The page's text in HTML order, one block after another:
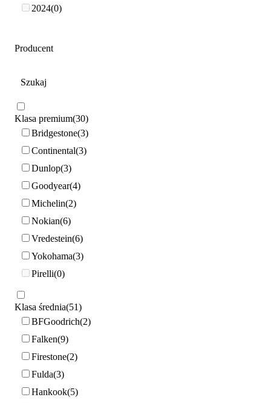
2024 0
Producent
Klasa premium 30
Bridgestone 3
Continental 3
Dunlop 3
Goodyear 4
Michelin 2
Nokian 6
Vredestein 6
Yokohama 3
Pirelli 0
Klasa średnia 51
BFGoodrich 2
Falken 9
Firestone 2
Fulda 3
Hankook 5